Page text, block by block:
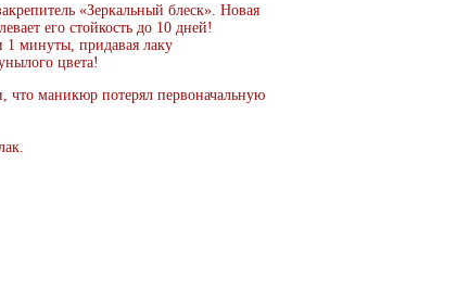
«Зеркальный блеск». Новая
его стойкость до 10 дней!
1 минуты, придавая лаку
цвета!
что маникюр потерял первоначальную